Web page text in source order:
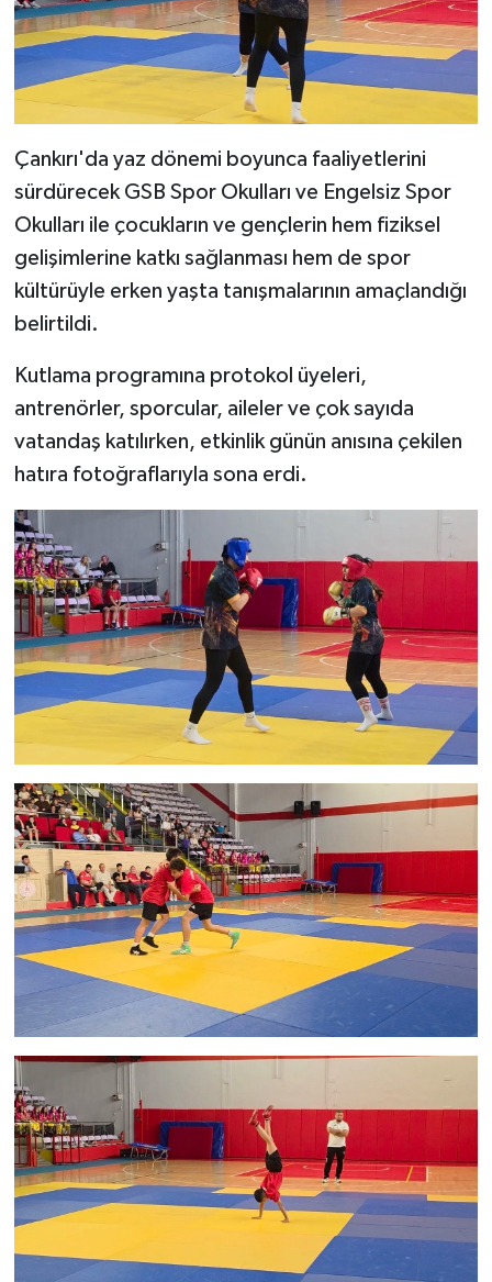
Çankırı'da yaz dönemi boyunca faaliyetlerini
sürdürecek GSB Spor Okulları ve Engelsiz Spor
Okulları ile çocukların ve gençlerin hem fiziksel
gelişimlerine katkı sağlanması hem de spor
kültürüyle erken yaşta tanışmalarının amaçlandığı
belirtildi.
Kutlama programına protokol üyeleri,
antrenörler, sporcular, aileler ve çok sayıda
vatandaş katılırken, etkinlik günün anısına çekilen
hatıra fotoğraflarıyla sona erdi.